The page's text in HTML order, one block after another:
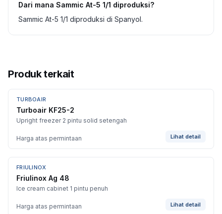
Dari mana Sammic At-5 1/1 diproduksi?
Sammic At-5 1/1 diproduksi di Spanyol.
Produk terkait
BARU
TURBOAIR
Turboair KF25-2
Upright freezer 2 pintu solid setengah
Harga atas permintaan Lihat detail
FRIULINOX
Friulinox Ag 48
Ice cream cabinet 1 pintu penuh
Harga atas permintaan Lihat detail